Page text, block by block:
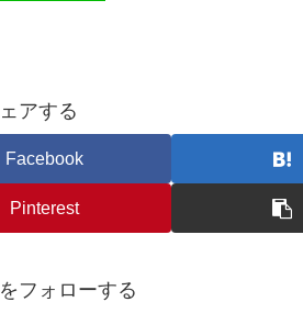
アする
Facebook
Pinterest
フォローする